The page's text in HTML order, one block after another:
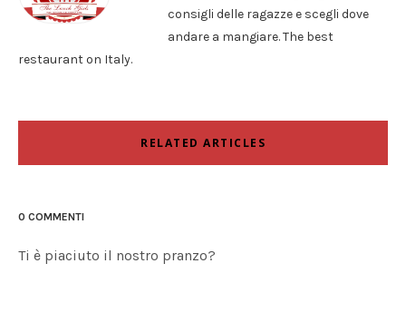
consigli delle ragazze e scegli dove
andare a mangiare. The best
restaurant on Italy.
RELATED ARTICLES
0 COMMENTI
Ti è piaciuto il nostro pranzo?